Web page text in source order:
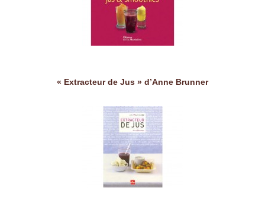
« Extracteur de Jus » d’Anne Brunner